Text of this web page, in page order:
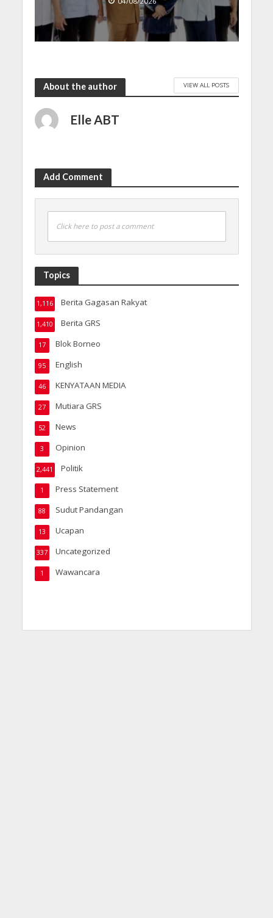
About the author VIEW ALL POSTS
Elle ABT
Add Comment
Click here to post a comment
Topics
Berita Gagasan Rakyat
1,116
Berita GRS
1,410
Blok Borneo
17
English
95
KENYATAAN MEDIA
46
Mutiara GRS
27
News
52
Opinion
3
Politik
2,441
Press Statement
1
Sudut Pandangan
88
Ucapan
13
Uncategorized
337
Wawancara
1